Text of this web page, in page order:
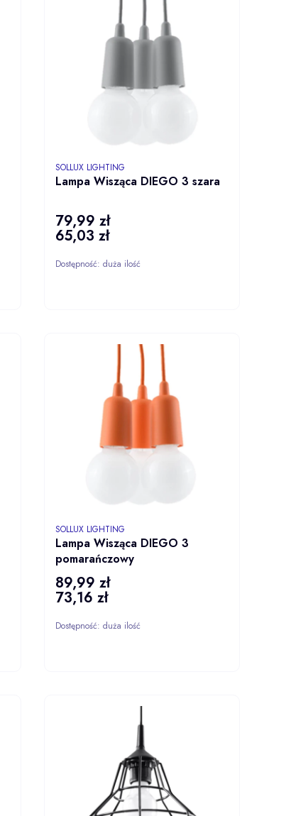
Lampa Wisząca DIEGO 3 szara
PRODUCENT
SOLLUX LIGHTING
Cena
79,99 zł
Cena
65,03 zł
Dostępność: duża ilość
Lampa Wisząca DIEGO 3
pomarańczowy
PRODUCENT
SOLLUX LIGHTING
Cena
89,99 zł
Cena
73,16 zł
Dostępność: duża ilość